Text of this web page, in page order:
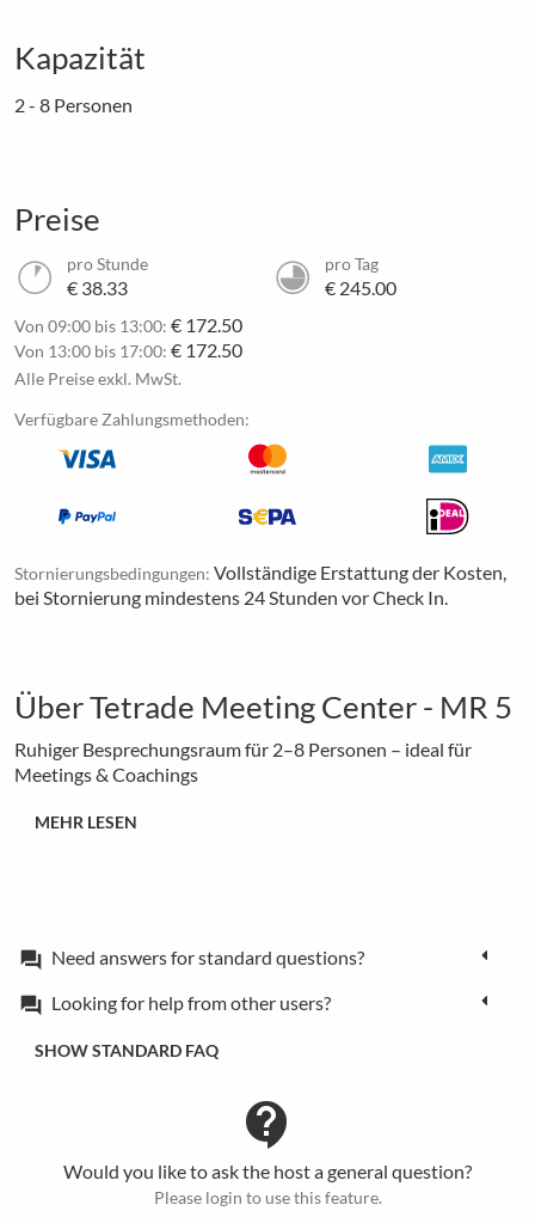
Kapazität
2 - 8 Personen
Preise
pro Stunde
€ 38.33
pro Tag
€ 245.00
Von 09:00 bis 13:00: € 172.50
Von 13:00 bis 17:00: € 172.50
Alle Preise exkl. MwSt.
Verfügbare Zahlungsmethoden:
Stornierungsbedingungen: Vollständige Erstattung der Kosten,
bei Stornierung mindestens 24 Stunden vor Check In.
Über Tetrade Meeting Center - MR 5
Ruhiger Besprechungsraum für 2–8 Personen – ideal für
Meetings & Coachings
MEHR LESEN
forum Need answers for standard questions?
forum Looking for help from other users?
SHOW STANDARD FAQ
contact_support
Would you like to ask the host a general question?
Please login to use this feature.